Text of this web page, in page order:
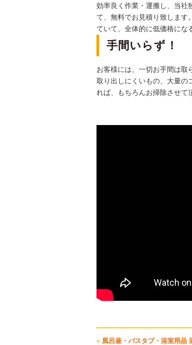
効率良く作業・運搬し、当社
て、無料でお見積り致します
ていて、全体的に低価格にな
手間いらず！
お客様には、一切お手間は取
取り出しにくいもの、大量の
れば、もちろんお掃除させて
« 風呂釜・バスタブ・浴室用品